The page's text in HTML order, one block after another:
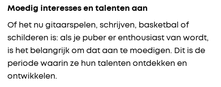
Moedig interesses en talenten aan
Of het nu gitaarspelen, schrijven, basketbal of
schilderen is: als je puber er enthousiast van wordt,
is het belangrijk om dat aan te moedigen. Dit is de
periode waarin ze hun talenten ontdekken en
ontwikkelen.